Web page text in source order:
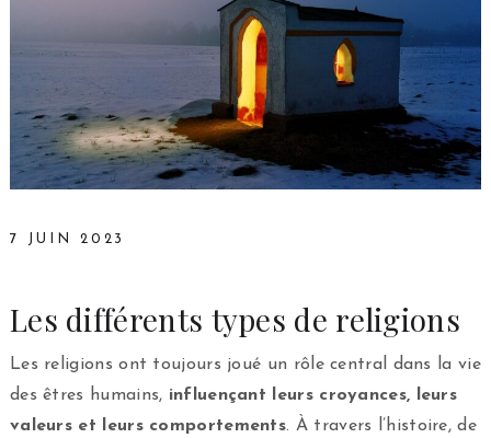
7 JUIN 2023
Les différents types de religions
Les religions ont toujours joué un rôle central dans la vie
des êtres humains, influençant leurs croyances, leurs
valeurs et leurs comportements. À travers l’histoire, de